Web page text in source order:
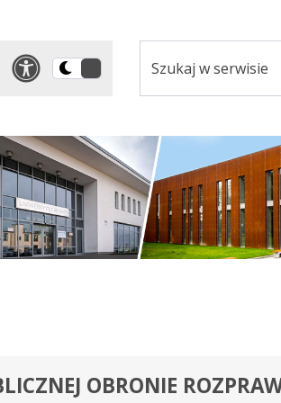
Panel
Przełącz
ciemną
serwisie
OBRONIE